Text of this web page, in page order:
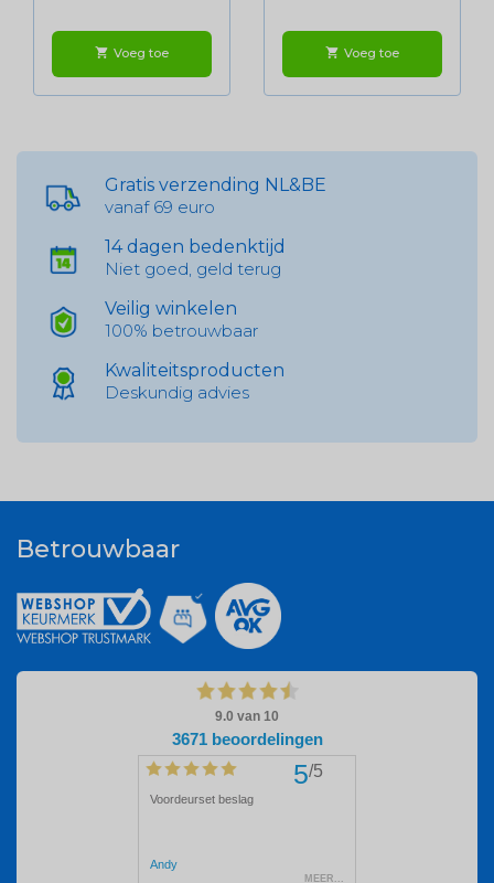
shopping_cart Voeg toe shopping_cart Voeg toe
Gratis verzending NL&BE
vanaf 69 euro
14 dagen bedenktijd
Niet goed, geld terug
Veilig winkelen
100% betrouwbaar
Kwaliteitsproducten
Deskundig advies
Betrouwbaar